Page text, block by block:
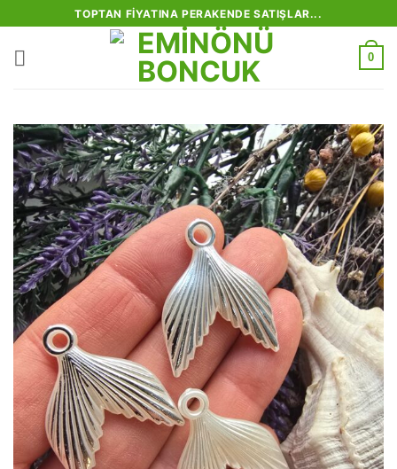
atla
TOPTAN FIYATINA PERAKENDE SATIŞLAR...
0